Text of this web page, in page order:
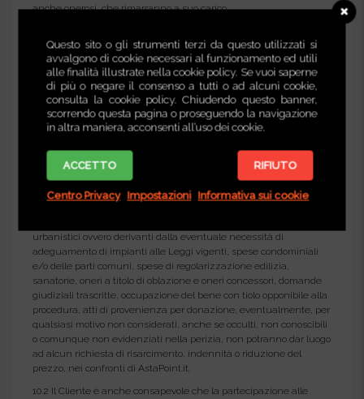
anche onerosi, che rimarranno a suo carico.
incaricati da quest’ultima, non hanno nessuna responsabilità
sulle azioni svolte dal cliente.
ART. 10) DICHIARAZIONI DI CONSAPEVOLEZZA DEL CLIENTE ED
ESONERO DI RESPONSABILITÀ
10.1 Il Cliente dichiara di essere a conoscenza, prima ancora della
sottoscrizione di qualsiasi servizio di Consulenza ed Assistenza
professionale, proposto da AstaPoint, nell’apposita sezione del sito
internet, che la vendita forzata non è soggetta alle norme
concernenti la garanzia per vizi o mancanza di qualità, né potrà
essere risolta per alcun motivo, di conseguenza l’esistenza di
urbanistici ovvero derivanti dalla eventuale necessità di
adeguamento di impianti alle Leggi vigenti, spese condominiali
e/o delle parti comuni, spese di regolarizzazione edilizia,
sanatorie, oneri a titolo di oblazione e oneri concessori, domande
giudiziali trascritte, occupazione del bene con tiolo opponibile alla
procedura, atti di provenienza per donazione, eventualmente, per
qualsiasi motivo non considerati, anche se occulti, non conoscibili
o comunque non evidenziati nella perizia, non potranno dar luogo
ad alcun richiesta di risarcimento, indennità o riduzione del
prezzo, nei confronti di AstaPoint.it.
10.2 Il Cliente è anche consapevole che la partecipazione alle
Questo sito o gli strumenti terzi da questo utilizzati si
avvalgono di cookie necessari al funzionamento ed utili
alle finalità illustrate nella cookie policy. Se vuoi saperne
di più o negare il consenso a tutti o ad alcuni cookie,
consulta la cookie policy. Chiudendo questo banner,
scorrendo questa pagina o proseguendo la navigazione
in altra maniera, acconsenti all’uso dei cookie.
ACCETTO RIFIUTO
Centro Privacy Impostazioni Informativa sui cookie